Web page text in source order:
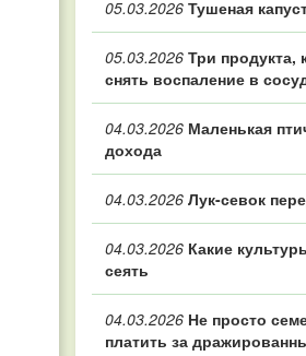
05.03.2026 Тушеная
05.03.2026 Три продукта,
снять воспаление в
04.03.2026 Маленькая
дохода
04.03.2026 Лук-севок
04.03.2026 Какие
сеять
04.03.2026 Не просто
платить за